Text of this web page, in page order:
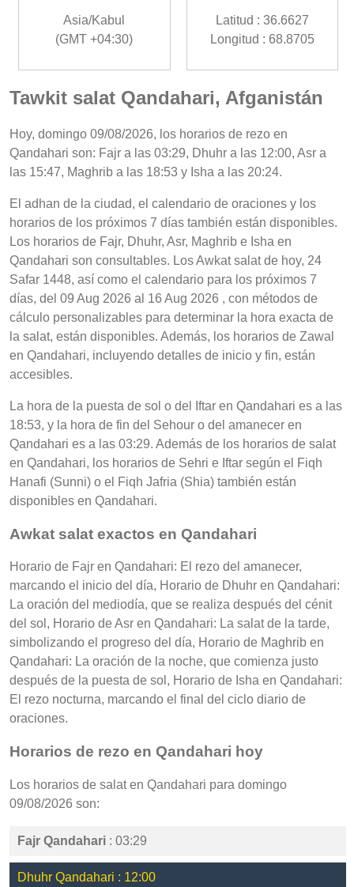
Asia/Kabul
(GMT +04:30)
Latitud : 36.6627
Longitud : 68.8705
Tawkit salat Qandahari, Afganistán
Hoy, domingo 09/08/2026, los horarios de rezo en
Qandahari son: Fajr a las 03:29, Dhuhr a las 12:00, Asr a
las 15:47, Maghrib a las 18:53 y Isha a las 20:24.
El adhan de la ciudad, el calendario de oraciones y los
horarios de los próximos 7 días también están disponibles.
Los horarios de Fajr, Dhuhr, Asr, Maghrib e Isha en
Qandahari son consultables. Los Awkat salat de hoy, 24
Safar 1448, así como el calendario para los próximos 7
días, del 09 Aug 2026 al 16 Aug 2026 , con métodos de
cálculo personalizables para determinar la hora exacta de
la salat, están disponibles. Además, los horarios de Zawal
en Qandahari, incluyendo detalles de inicio y fin, están
accesibles.
La hora de la puesta de sol o del Iftar en Qandahari es a las
18:53, y la hora de fin del Sehour o del amanecer en
Qandahari es a las 03:29. Además de los horarios de salat
en Qandahari, los horarios de Sehri e Iftar según el Fiqh
Hanafi (Sunni) o el Fiqh Jafria (Shia) también están
disponibles en Qandahari.
Awkat salat exactos en Qandahari
Horario de Fajr en Qandahari: El rezo del amanecer,
marcando el inicio del día, Horario de Dhuhr en Qandahari:
La oración del mediodía, que se realiza después del cénit
del sol, Horario de Asr en Qandahari: La salat de la tarde,
simbolizando el progreso del día, Horario de Maghrib en
Qandahari: La oración de la noche, que comienza justo
después de la puesta de sol, Horario de Isha en Qandahari:
El rezo nocturna, marcando el final del ciclo diario de
oraciones.
Horarios de rezo en Qandahari hoy
Los horarios de salat en Qandahari para domingo
09/08/2026 son:
Fajr Qandahari : 03:29
Dhuhr Qandahari : 12:00